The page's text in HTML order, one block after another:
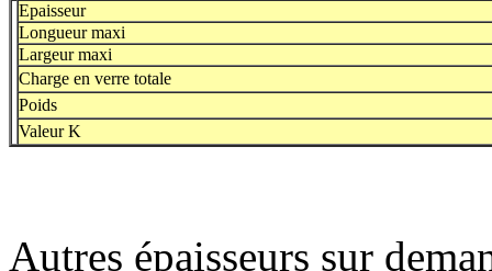
Epaisseur
Longueur maxi
Largeur maxi
Charge en verre totale
Poids
Valeur K
Autres épaisseurs sur